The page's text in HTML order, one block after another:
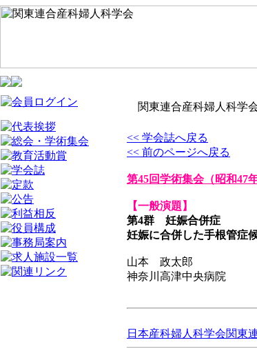
関東連合産科婦人科学
<< 学会誌へ戻る
<< 前のページへ戻る
第45回学術集会（昭和47
【一般演題】
第4群 妊娠合併症
妊娠に合併した手根管症
山本 政太郎
神奈川高津中央病院
日本産科婦人科学会関東